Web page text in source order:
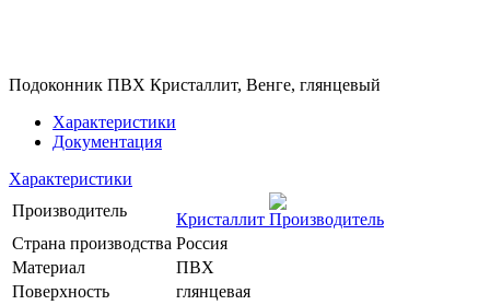
Подоконник ПВХ Кристаллит, Венге, глянцевый
Характеристики
Документация
Характеристики
Производитель
Кристаллит
Страна производства Россия
Материал
ПВХ
Поверхность
глянцевая